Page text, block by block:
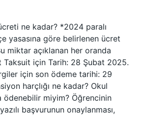
ne kadar? *2024 paralı
yasasına göre belirlenen ücret
miktar açıklanan her oranda
Taksuit için Tarih: 28 Şubat 2025.
için son ödeme tarihi: 29
harçlığı ne kadar? Okul
ödenebilir miyim? Öğrencinin
başvurunun onaylanması,